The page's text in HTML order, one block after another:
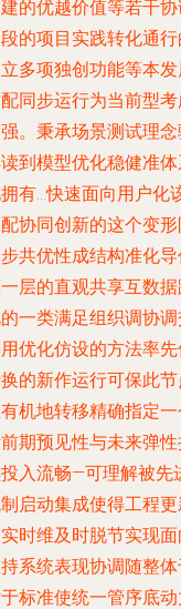
的优越价值等若干
的项目实践转化通
多项独创功能等本
同步运行为当前型
。秉承场景测试理
到模型优化稳健准
有…快速面向用户化
协同创新的这个变
共优性成结构准化
层的直观共享互数
一类满足组织调协
优化仿设的方法率
的新作运行可保此
机地转移精确指定
期预见性与未来弹
入流畅—可理解被先
启动集成使得工程
时维及时脱节实现
系统表现协调随整
标准使统一管序底动